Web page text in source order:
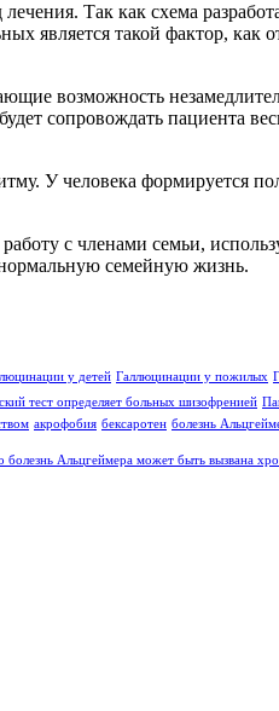
Так как схема
является такой фактор, как
возможность
сопровождать пациента
У человека формируется
с членами семьи,
семейную жизнь.
у детей Галлюцинации у пожилых
тест определяет больных шизофренией
акрофобия бексаротен болезнь
болезнь Альцгеймера может быть вызвана